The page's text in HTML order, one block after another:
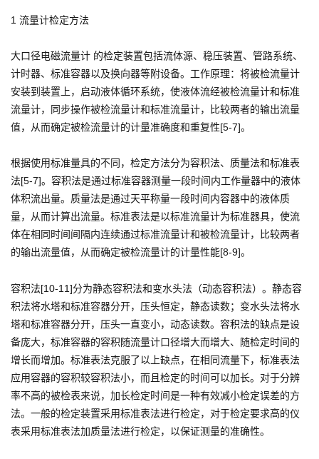
1 流量计检定方法
大口径电磁流量计 的检定装置包括流体源、稳压装置、管路系统、
计时器、标准容器以及换向器等附设备。工作原理：将被检流量计
安装到装置上，启动液体循环系统，使液体流经被检流量计和标准
流量计，同步操作被检流量计和标准流量计，比较两者的输出流量
值，从而确定被检流量计的计量准确度和重复性[5-7]。
根据使用标准量具的不同，检定方法分为容积法、质量法和标准表
法[5-7]。容积法是通过标准容器测量一段时间内工作量器中的液体
体积流出量。质量法是通过天平称量一段时间内容器中的液体质
量，从而计算出流量。标准表法是以标准流量计为标准器具，使流
体在相同时间间隔内连续通过标准流量计和被检流量计，比较两者
的输出流量值，从而确定被检流量计的计量性能[8-9]。
容积法[10-11]分为静态容积法和变水头法（动态容积法）。静态容
积法将水塔和标准容器分开，压头恒定，静态读数；变水头法将水
塔和标准容器分开，压头一直变小，动态读数。容积法的缺点是设
备庞大，标准容器的容积随流量计口径增大而增大、随检定时间的
增长而增加。标准表法克服了以上缺点，在相同流量下，标准表法
应用容器的容积较容积法小，而且检定的时间可以加长。对于分辨
率不高的被检表来说，加长检定时间是一种有效减小检定误差的方
法。一般的检定装置采用标准表法进行检定，对于检定要求高的仪
表采用标准表法加质量法进行检定，以保证测量的准确性。